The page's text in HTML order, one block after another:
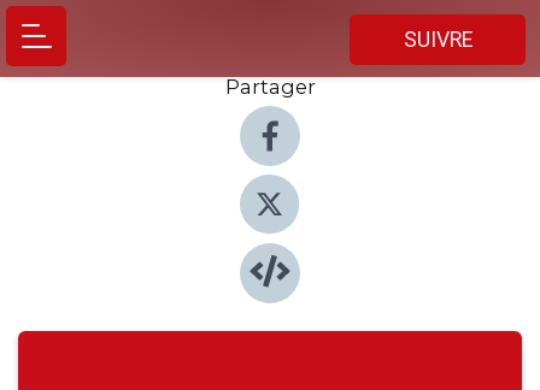
SUIVRE
Partager